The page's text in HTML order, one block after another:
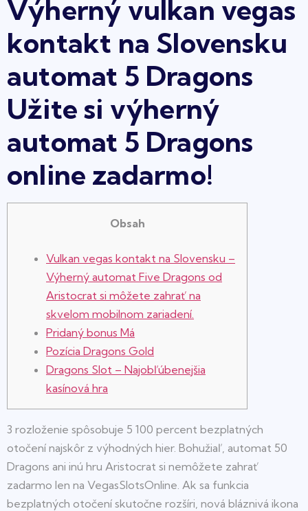
Výherný vulkan vegas
kontakt na Slovensku
automat 5 Dragons
Užite si výherný
automat 5 Dragons
online zadarmo!
Obsah
Vulkan vegas kontakt na Slovensku –
Výherný automat Five Dragons od
Aristocrat si môžete zahrať na
skvelom mobilnom zariadení.
Pridaný bonus Má
Pozícia Dragons Gold
Dragons Slot – Najobľúbenejšia
kasínová hra
3 rozloženie spôsobuje 5 100 percent bezplatných
otočení najskôr z výhodných hier. Bohužiaľ, automat 50
Dragons ani inú hru Aristocrat si nemôžete zahrať
zadarmo len na VegasSlotsOnline. Ak sa funkcia
bezplatných otočení skutočne rozšíri, nová bláznivá ikona